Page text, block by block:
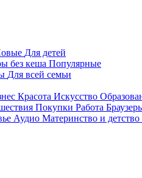
Для детей
без кеша Популярные
Для всей семьи
Красота Искусство
Покупки Работа
Аудио Материнство и детство